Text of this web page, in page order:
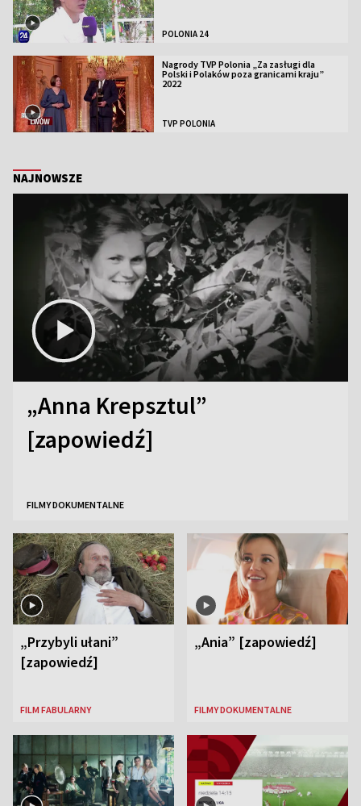
POLONIA 24
Nagrody TVP Polonia „Za zasługi dla
Polski i Polaków poza granicami kraju”
2022
TVP POLONIA
NAJNOWSZE
„Anna Krepsztul”
[zapowiedź]
FILMY DOKUMENTALNE
„Przybyli ułani”
[zapowiedź]
FILM FABULARNY
„Ania” [zapowiedź]
FILMY DOKUMENTALNE